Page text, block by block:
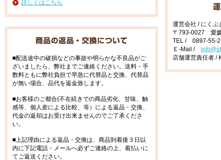
詳しくはこちら
■配送途中の破損などの事故や明らかな不良品がご
ざいましたら、弊社までご連絡ください。送料・手
数料ともに弊社負担で早急に代替品と交換、代替品
が無い場合、品代を返金致します。
■お客様のご都合(不在続きでの商品劣化、甘味、触
感等、個人差による比較、等）による返品・交換、
代金の返却はお受け出来ませんのでご了承くださ
い。
■上記理由による返品・交換は、商品到着後３日以
内に下記電話・メールへ必ずご連絡の上、着払いに
てご返送ください。
運営会社 / にくぶ
〒793-0027 愛
TEL / 0897-55-
Ｅ-Mail /
店舗運営責任者 /